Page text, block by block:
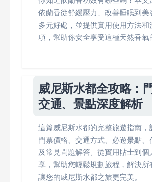
依蘭香從舒緩壓力、改善睡眠到美
多元好處，並提供實用使用方法和
項，幫助你安全享受這種天然香氣
威尼斯水都全攻略：門
交通、景點深度解析
這篇威尼斯水都的完整旅遊指南，
門票價格、交通方式、必遊景點、
及常見問題解答。從實用貼士到個
享，幫助您輕鬆規劃旅程，解決所
讓您的威尼斯水都之旅更完美。